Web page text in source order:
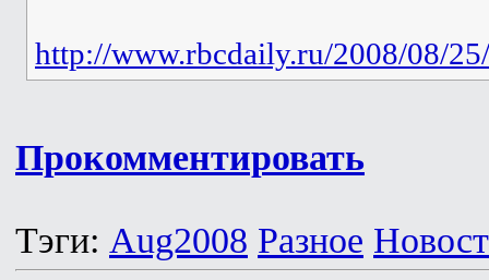
http://www.rbcdaily.ru/2008/08/
Прокомментировать
Тэги: Aug2008 Разное